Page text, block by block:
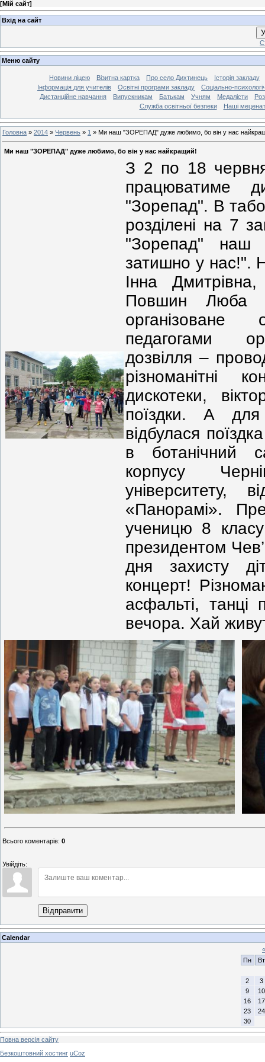
[Мій сайт]
Вхід на сайт
Меню сайту
Новини ліцею Візитна картка Про село Дихтинець
Історія закладу
Інформація для учителів
Освітні програми закладу
Соціально-
Дистанційне навчання
Випускникам Батькам Учням Медалісти
Служба освітньої безпеки
Наші
Головна » 2014 » Червень » 1 » Ми наш "ЗОРЕПАД" дуже любимо, бо він у нас
Ми наш "ЗОРЕПАД" дуже любимо, бо він у нас найкращий!
З 2 по 18
працюватиме
"Зорепад". В
розділені на 7
"Зорепад"
затишно у нас!".
Інна
Повшин Люба
організоване
педагогами
дозвілля –
різноманітні
дискотеки,
поїздки. А
відбулася
в ботанічний
корпусу
університету,
«Панорамі».
ученицю 8
президентом
дня захисту
концерт!
асфальті,
вечора. Хай
Всього коментарів: 0
Увійдіть:
Відправити
Calendar
«
Пн
Вт
2
3
9
10
16
17
23
24
30
Повна версія сайту
Безкоштовний хостинг uCoz